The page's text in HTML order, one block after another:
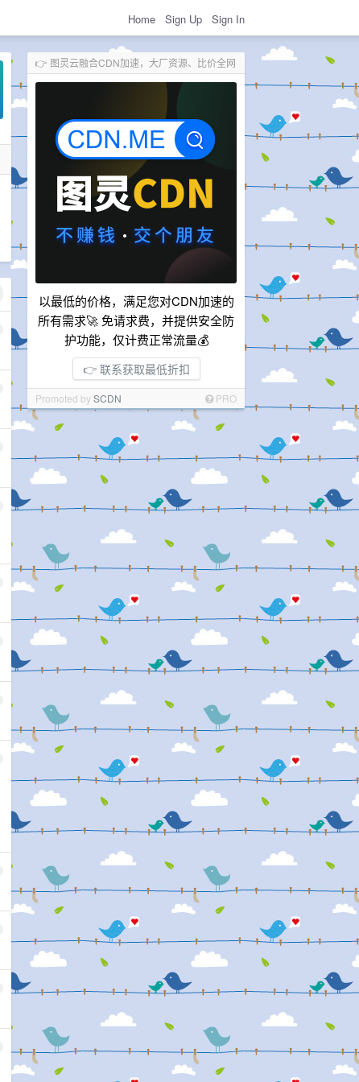
Home Sign Up Sign In
👉 图灵云融合CDN加速，大厂资源、比价全网
以最低的价格，满足您对CDN加速的
所有需求🚀 免请求费，并提供安全防
护功能，仅计费正常流量💰
👉 联系获取最低折扣
Promoted bySCDN PRO